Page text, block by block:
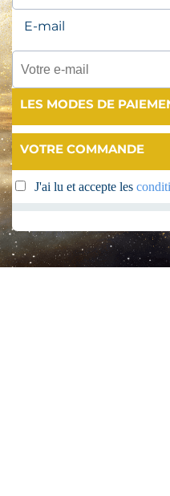
E-mail
LES MODES DE
VOTRE COMMANDE
J'ai lu et accepte les